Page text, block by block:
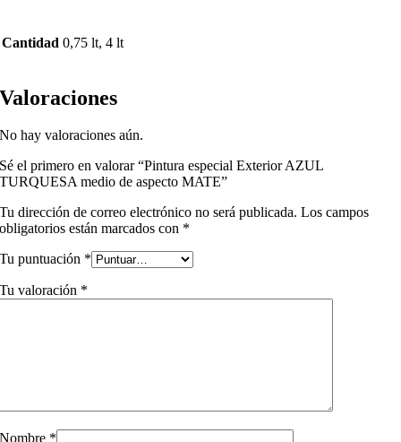
Cantidad 0,75 lt, 4 lt
Valoraciones
No hay valoraciones aún.
Sé el primero en valorar “Pintura especial Exterior AZUL
TURQUESA medio de aspecto MATE”
Tu dirección de correo electrónico no será publicada. Los campos
obligatorios están marcados con *
Tu puntuación *
Tu valoración *
Nombre *